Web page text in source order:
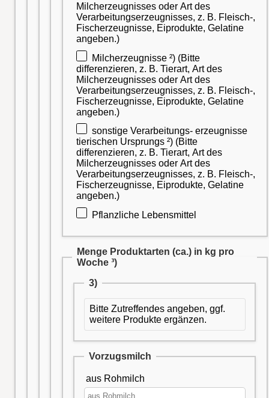
Milcherzeugnisses oder Art des
Verarbeitungserzeugnisses, z. B. Fleisch-,
Fischerzeugnisse, Eiprodukte, Gelatine
angeben.)
Milcherzeugnisse ²) (Bitte
differenzieren, z. B. Tierart, Art des
Milcherzeugnisses oder Art des
Verarbeitungserzeugnisses, z. B. Fleisch-,
Fischerzeugnisse, Eiprodukte, Gelatine
angeben.)
sonstige Verarbeitungs- erzeugnisse
tierischen Ursprungs ²) (Bitte
differenzieren, z. B. Tierart, Art des
Milcherzeugnisses oder Art des
Verarbeitungserzeugnisses, z. B. Fleisch-,
Fischerzeugnisse, Eiprodukte, Gelatine
angeben.)
Pflanzliche Lebensmittel
Menge Produktarten (ca.) in kg pro
Woche ³)
3)
Bitte Zutreffendes angeben, ggf.
weitere Produkte ergänzen.
Vorzugsmilch
aus Rohmilch